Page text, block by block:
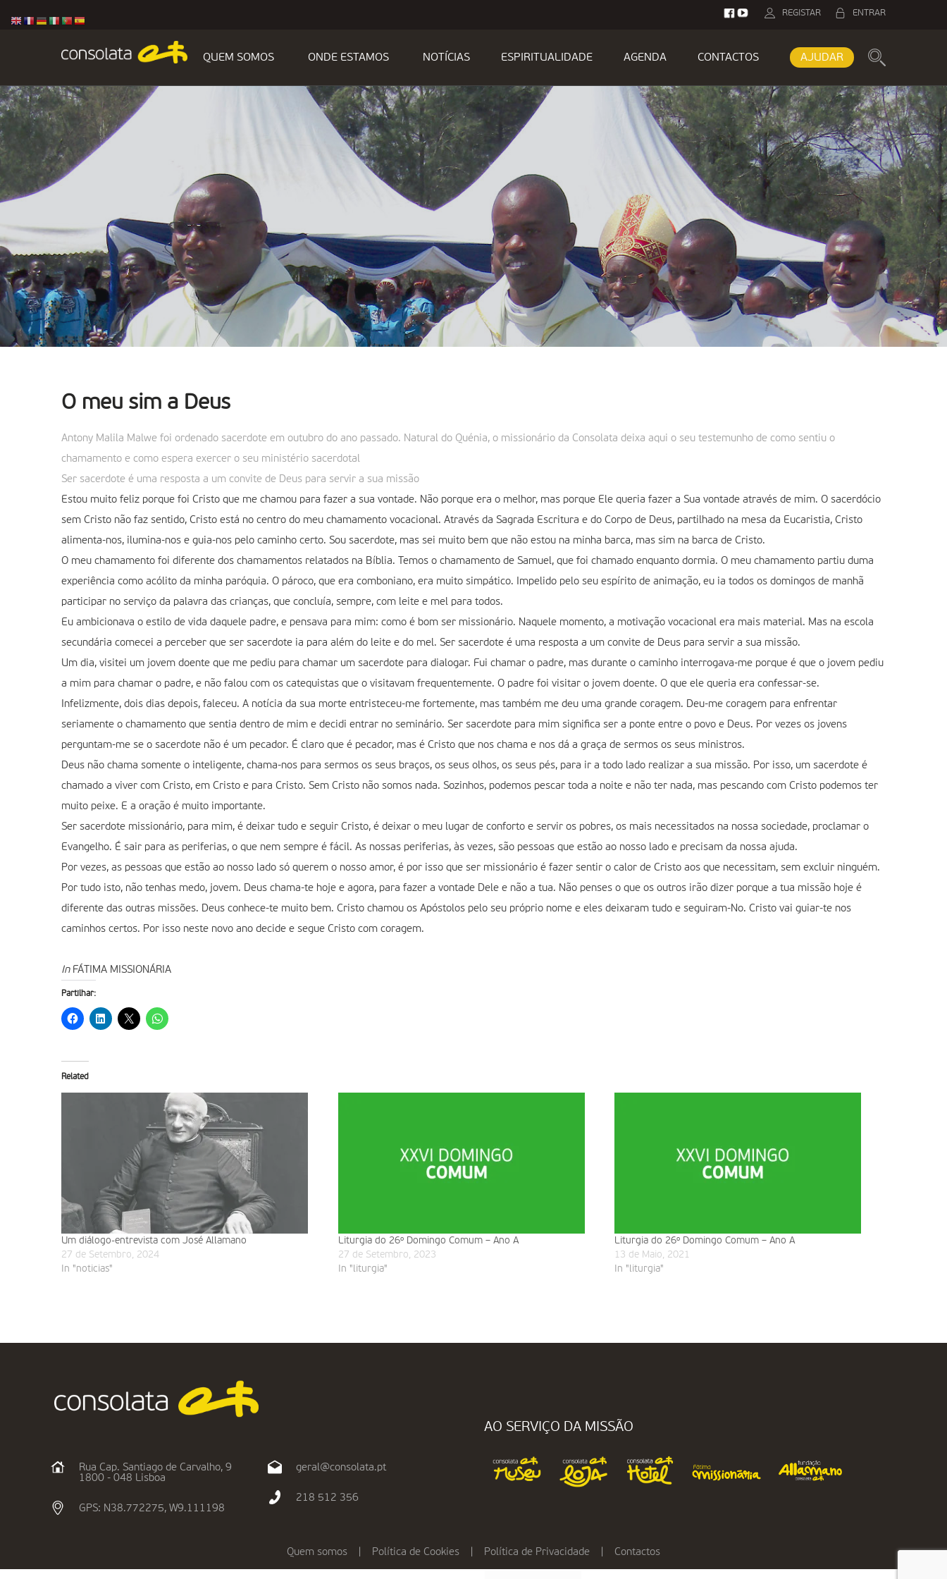
ENTRAR
REGISTAR
QUEM SOMOS ONDE ESTAMOS NOTÍCIAS ESPIRITUALIDADE AGENDA CONTACTOS AJUDAR
O meu sim a Deus
Antony Malila Malwe foi ordenado sacerdote em outubro do ano passado. Natural do Quénia, o missionário da Consolata deixa aqui o seu testemunho de como sentiu o
chamamento e como espera exercer o seu ministério sacerdotal
Ser sacerdote é uma resposta a um convite de Deus para servir a sua missão
Estou muito feliz porque foi Cristo que me chamou para fazer a sua vontade. Não porque era o melhor, mas porque Ele queria fazer a Sua vontade através de mim. O sacerdócio
sem Cristo não faz sentido, Cristo está no centro do meu chamamento vocacional. Através da Sagrada Escritura e do Corpo de Deus, partilhado na mesa da Eucaristia, Cristo
alimenta-nos, ilumina-nos e guia-nos pelo caminho certo. Sou sacerdote, mas sei muito bem que não estou na minha barca, mas sim na barca de Cristo.
O meu chamamento foi diferente dos chamamentos relatados na Bíblia. Temos o chamamento de Samuel, que foi chamado enquanto dormia. O meu chamamento partiu duma
experiência como acólito da minha paróquia. O pároco, que era comboniano, era muito simpático. Impelido pelo seu espírito de animação, eu ia todos os domingos de manhã
participar no serviço da palavra das crianças, que concluía, sempre, com leite e mel para todos.
Eu ambicionava o estilo de vida daquele padre, e pensava para mim: como é bom ser missionário. Naquele momento, a motivação vocacional era mais material. Mas na escola
secundária comecei a perceber que ser sacerdote ia para além do leite e do mel. Ser sacerdote é uma resposta a um convite de Deus para servir a sua missão.
Um dia, visitei um jovem doente que me pediu para chamar um sacerdote para dialogar. Fui chamar o padre, mas durante o caminho interrogava-me porque é que o jovem pediu
a mim para chamar o padre, e não falou com os catequistas que o visitavam frequentemente. O padre foi visitar o jovem doente. O que ele queria era confessar-se.
Infelizmente, dois dias depois, faleceu. A notícia da sua morte entristeceu-me fortemente, mas também me deu uma grande coragem. Deu-me coragem para enfrentar
seriamente o chamamento que sentia dentro de mim e decidi entrar no seminário. Ser sacerdote para mim significa ser a ponte entre o povo e Deus. Por vezes os jovens
perguntam-me se o sacerdote não é um pecador. É claro que é pecador, mas é Cristo que nos chama e nos dá a graça de sermos os seus ministros.
Deus não chama somente o inteligente, chama-nos para sermos os seus braços, os seus olhos, os seus pés, para ir a todo lado realizar a sua missão. Por isso, um sacerdote é
chamado a viver com Cristo, em Cristo e para Cristo. Sem Cristo não somos nada. Sozinhos, podemos pescar toda a noite e não ter nada, mas pescando com Cristo podemos ter
muito peixe. E a oração é muito importante.
Ser sacerdote missionário, para mim, é deixar tudo e seguir Cristo, é deixar o meu lugar de conforto e servir os pobres, os mais necessitados na nossa sociedade, proclamar o
Evangelho. É sair para as periferias, o que nem sempre é fácil. As nossas periferias, às vezes, são pessoas que estão ao nosso lado e precisam da nossa ajuda.
Por vezes, as pessoas que estão ao nosso lado só querem o nosso amor, é por isso que ser missionário é fazer sentir o calor de Cristo aos que necessitam, sem excluir ninguém.
Por tudo isto, não tenhas medo, jovem. Deus chama-te hoje e agora, para fazer a vontade Dele e não a tua. Não penses o que os outros irão dizer porque a tua missão hoje é
diferente das outras missões. Deus conhece-te muito bem. Cristo chamou os Apóstolos pelo seu próprio nome e eles deixaram tudo e seguiram-No. Cristo vai guiar-te nos
caminhos certos. Por isso neste novo ano decide e segue Cristo com coragem.
InFÁTIMA MISSIONÁRIA
Partilhar:
Related
Um diálogo-entrevista com José Allamano
27 de Setembro, 2024
In "noticias"
Liturgia do 26º Domingo Comum – Ano A
27 de Setembro, 2023
In "liturgia"
Liturgia do 26º Domingo Comum – Ano A
13 de Maio, 2021
In "liturgia"
Rua Cap. Santiago de Carvalho, 9
1800 - 048 Lisboa
GPS: N38.772275, W9.111198
geral@consolata.pt
218 512 356
AO SERVIÇO DA MISSÃO
Quem somos Política de Cookies Política de Privacidade Contactos